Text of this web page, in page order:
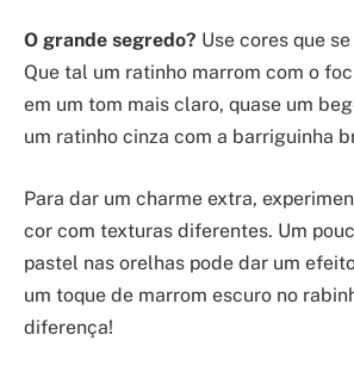
O grande segredo? Use cores que
Que tal um ratinho marrom com o
em um tom mais claro, quase um
um ratinho cinza com a barriguinha
Para dar um charme extra,
cor com texturas diferentes. Um
pastel nas orelhas pode dar um
um toque de marrom escuro no
diferença!